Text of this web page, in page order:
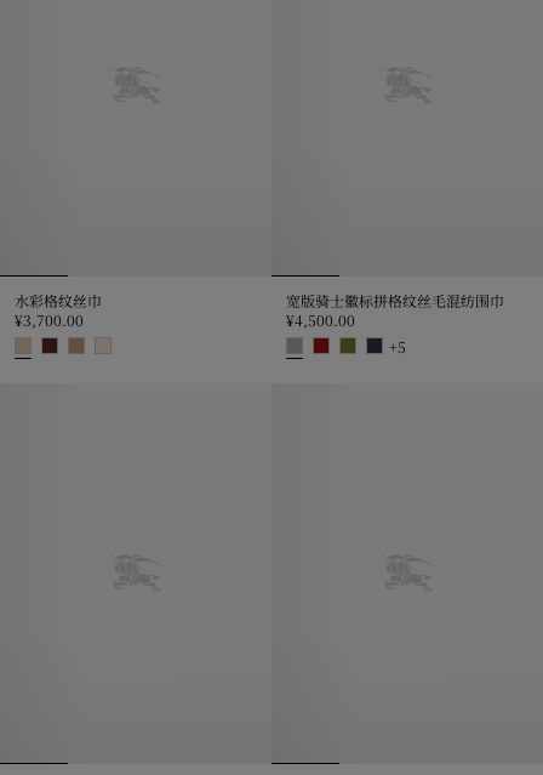
水彩格纹丝巾
¥3,700.00
宽版骑士徽标拼格纹丝毛混纺围巾
¥4,500.00
+5